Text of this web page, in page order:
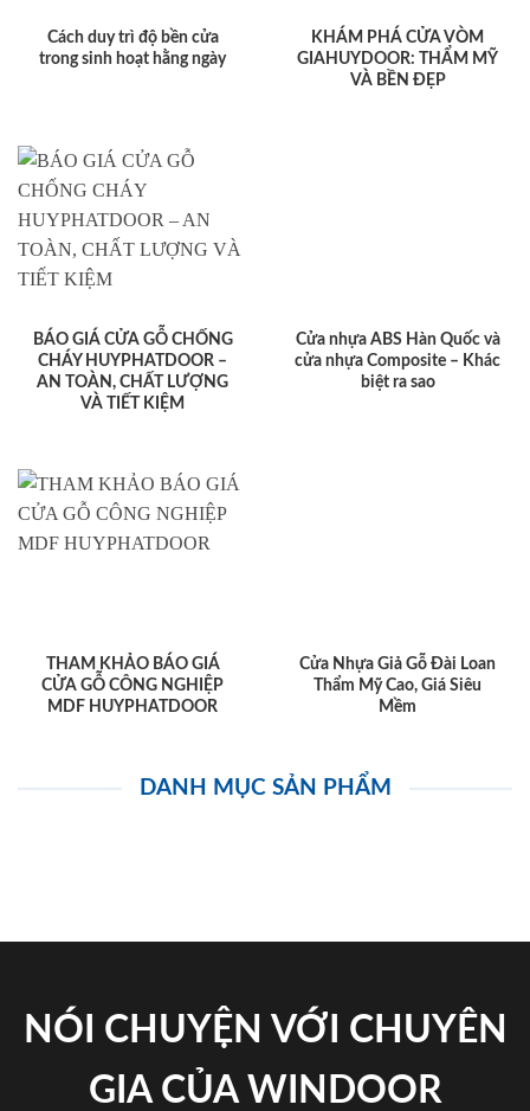
Cách duy trì độ bền cửa
trong sinh hoạt hằng ngày
KHÁM PHÁ CỬA VÒM
GIAHUYDOOR: THẨM MỸ
VÀ BỀN ĐẸP
BÁO GIÁ CỬA GỖ CHỐNG
CHÁY HUYPHATDOOR –
AN TOÀN, CHẤT LƯỢNG
VÀ TIẾT KIỆM
Cửa nhựa ABS Hàn Quốc và
cửa nhựa Composite – Khác
biệt ra sao
THAM KHẢO BÁO GIÁ
CỬA GỖ CÔNG NGHIỆP
MDF HUYPHATDOOR
Cửa Nhựa Giả Gỗ Đài Loan
Thẩm Mỹ Cao, Giá Siêu
Mềm
DANH MỤC SẢN PHẨM
NÓI CHUYỆN VỚI CHUYÊN
GIA CỦA WINDOOR